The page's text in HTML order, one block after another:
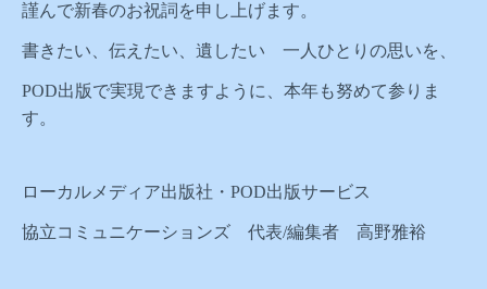
謹んで新春のお祝詞を申し上げます。
書きたい、伝えたい、遺したい 一人ひとりの思いを、
POD出版で実現できますように、本年も努めて参りま
す。
ローカルメディア出版社・POD出版サービス
協立コミュニケーションズ 代表/編集者 高野雅裕